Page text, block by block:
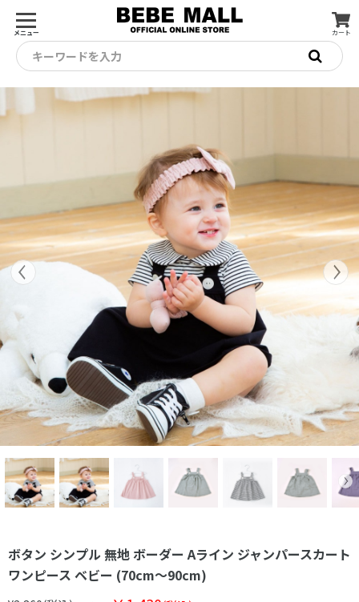
メニュー カート
キーワードを入力
ボタン シンプル 無地 ボーダー Aライン ジャンパースカート
ワンピース ベビー (70cm～90cm)